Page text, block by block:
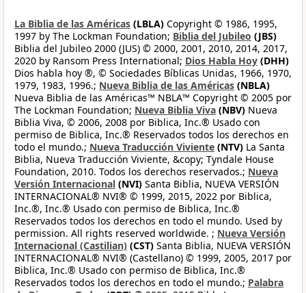
La Biblia de las Américas (LBLA) Copyright © 1986, 1995,
1997 by The Lockman Foundation; Biblia del Jubileo (JBS)
Biblia del Jubileo 2000 (JUS) © 2000, 2001, 2010, 2014, 2017,
2020 by Ransom Press International; Dios Habla Hoy (DHH)
Dios habla hoy ®, © Sociedades Bíblicas Unidas, 1966, 1970,
1979, 1983, 1996.; Nueva Biblia de las Américas (NBLA)
Nueva Biblia de las Américas™ NBLA™ Copyright © 2005 por
The Lockman Foundation; Nueva Biblia Viva (NBV) Nueva
Biblia Viva, © 2006, 2008 por Biblica, Inc.® Usado con
permiso de Biblica, Inc.® Reservados todos los derechos en
todo el mundo.; Nueva Traducción Viviente (NTV) La Santa
Biblia, Nueva Traducción Viviente, &copy; Tyndale House
Foundation, 2010. Todos los derechos reservados.; Nueva
Versión Internacional (NVI) Santa Biblia, NUEVA VERSIÓN
INTERNACIONAL® NVI® © 1999, 2015, 2022 por Biblica,
Inc.®, Inc.® Usado con permiso de Biblica, Inc.®
Reservados todos los derechos en todo el mundo. Used by
permission. All rights reserved worldwide. ; Nueva Versión
Internacional (Castilian) (CST) Santa Biblia, NUEVA VERSIÓN
INTERNACIONAL® NVI® (Castellano) © 1999, 2005, 2017 por
Biblica, Inc.® Usado con permiso de Biblica, Inc.®
Reservados todos los derechos en todo el mundo.; Palabra